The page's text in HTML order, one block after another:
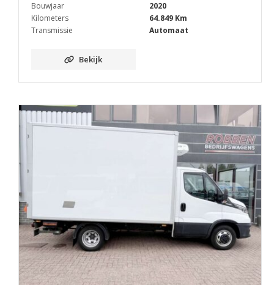
Bouwjaar
2020
Kilometers
64.849 Km
Transmissie
Automaat
Bekijk